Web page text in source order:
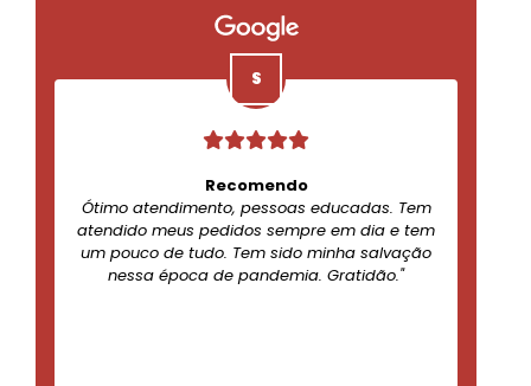
Recomendo
Ótimo atendimento, pessoas educadas. Tem
atendido meus pedidos sempre em dia e tem
um pouco de tudo. Tem sido minha salvação
nessa época de pandemia. Gratidão."